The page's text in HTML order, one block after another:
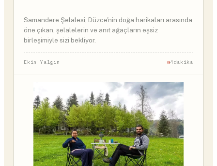
Samandere Şelalesi, Düzce'nin doğa harikaları arasında
öne çıkan, şelalelerin ve anıt ağaçların eşsiz
birleşimiyle sizi bekliyor.
Ekin Yalgın 4dakika